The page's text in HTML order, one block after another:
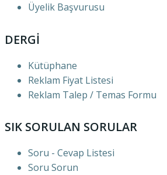
Üyelik Başvurusu
DERGİ
Kütüphane
Reklam Fiyat Listesi
Reklam Talep / Temas Formu
SIK SORULAN SORULAR
Soru - Cevap Listesi
Soru Sorun